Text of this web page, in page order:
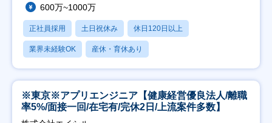
600万~1000万
正社員採用 土日祝休み 休日120日以上
業界未経験OK 産休・育休あり
※東京※アプリエンジニア【健康経営優良法人/離職
率5%/面接一回/在宅有/完休2日/上流案件多数】